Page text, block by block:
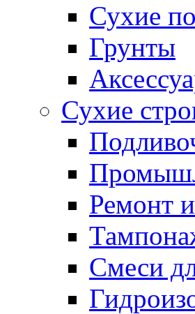
Сухие
Грунты
Сухие
Ремонт
Смеси